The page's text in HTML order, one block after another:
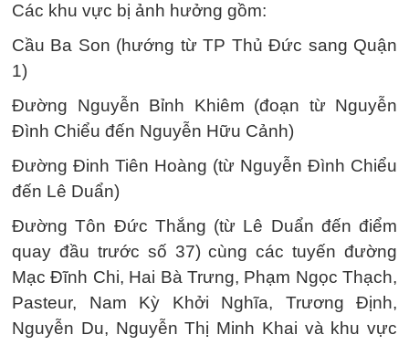
Các khu vực bị ảnh hưởng gồm:
Cầu Ba Son (hướng từ TP Thủ Đức sang Quận
1)
Đường Nguyễn Bỉnh Khiêm (đoạn từ Nguyễn
Đình Chiểu đến Nguyễn Hữu Cảnh)
Đường Đinh Tiên Hoàng (từ Nguyễn Đình Chiểu
đến Lê Duẩn)
Đường Tôn Đức Thắng (từ Lê Duẩn đến điểm
quay đầu trước số 37) cùng các tuyến đường
Mạc Đĩnh Chi, Hai Bà Trưng, Phạm Ngọc Thạch,
Pasteur, Nam Kỳ Khởi Nghĩa, Trương Định,
Nguyễn Du, Nguyễn Thị Minh Khai và khu vực